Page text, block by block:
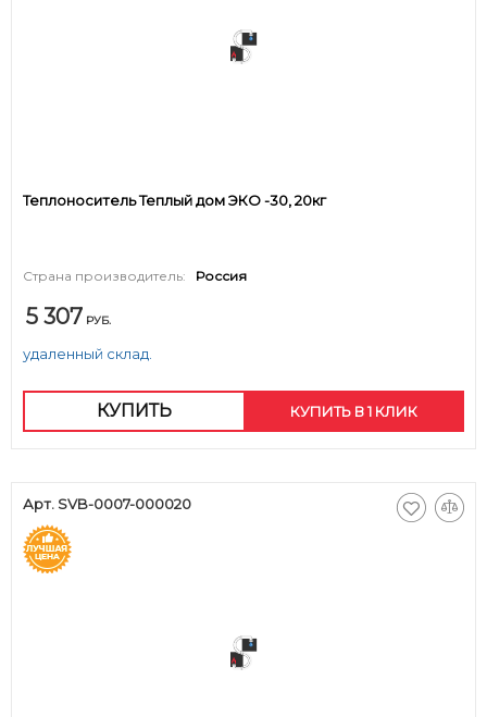
Теплоноситель Теплый дом ЭКО -30, 20кг
Страна производитель: Россия
5 307 РУБ.
удаленный склад.
КУПИТЬ КУПИТЬ В 1 КЛИК
Арт. SVB-0007-000020